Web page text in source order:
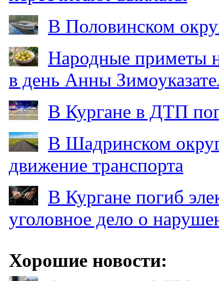
В Половинском
Народные приметы
в день Анны
В Кургане в ДТП
В Шадринском
движение транспорта
В Кургане погиб
уголовное дело о
Хорошие новости: